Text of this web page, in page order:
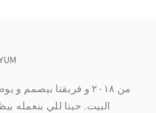
من ٢٠١٨ و فريقنا
البيت. حبنا للي بنعمله